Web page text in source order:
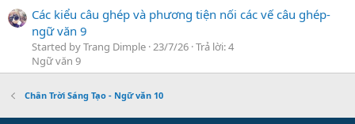
Các kiểu câu ghép và phương tiện nối các vế câu ghép-
ngữ văn 9
Started by Trang Dimple 23/7/26 Trả lời: 4
Ngữ văn 9
Chân Trời Sáng Tạo - Ngữ văn 10